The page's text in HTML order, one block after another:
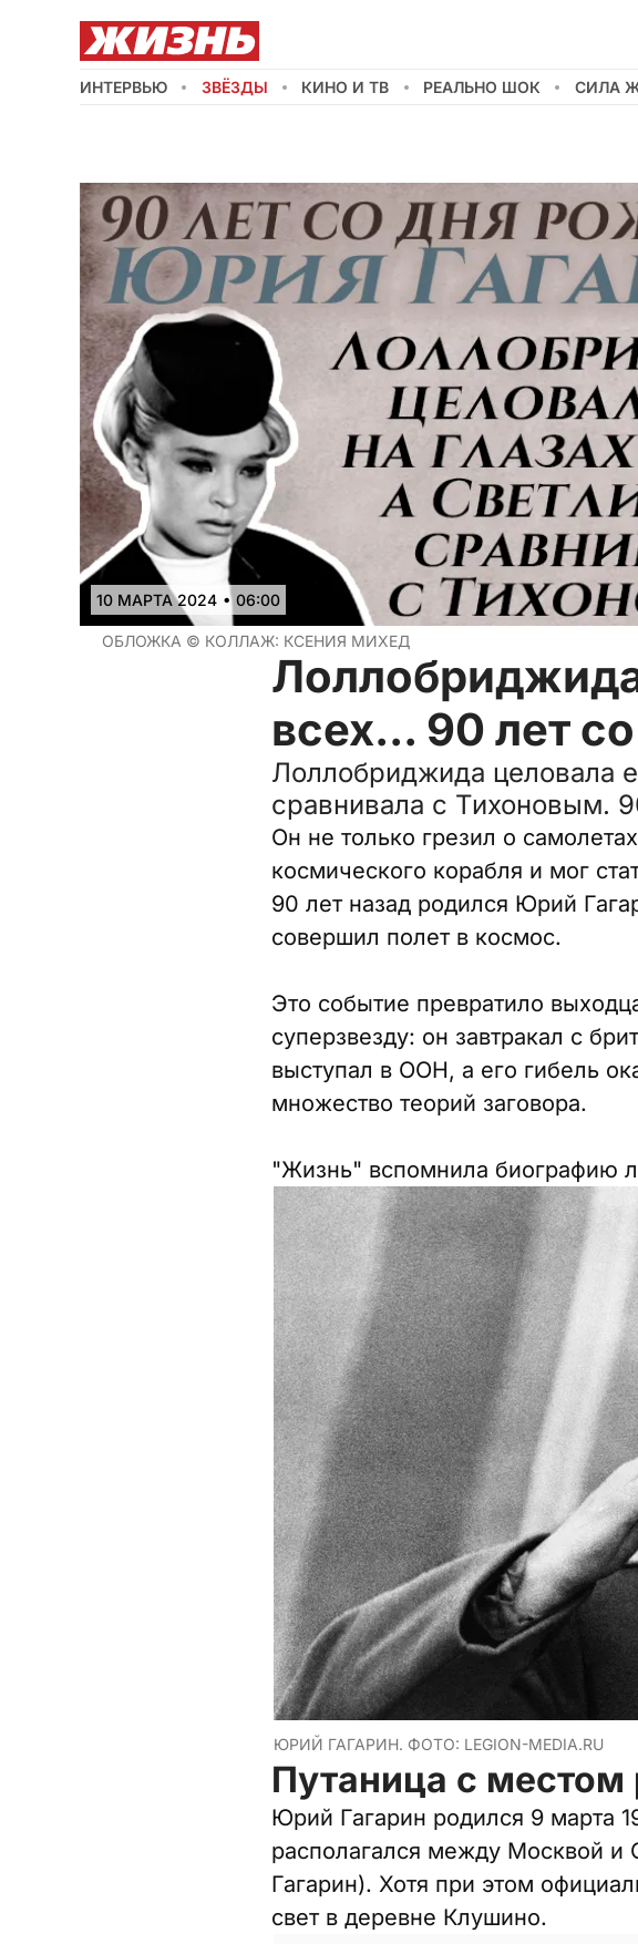
ИНТЕРВЬЮ ЗВЁЗДЫ КИНО И ТВ РЕАЛЬНО ШОК СИЛА
10 МАРТА 2024 • 06:00
ОБЛОЖКА © КОЛЛАЖ: КСЕНИЯ МИХЕД
Лоллобриджида
всех... 90 лет
Лоллобриджида целовала
сравнивала с Тихоновым.
Он не только грезил о
космического корабля и мог
90 лет назад родился Юрий
совершил полет в космос.
Это событие превратило
суперзвезду: он завтракал с
выступал в ООН, а его гибель
множество теорий заговора.
"Жизнь" вспомнила биографию
ЮРИЙ ГАГАРИН. ФОТО: LEGION-MEDIA.RU
Путаница с
Юрий Гагарин родился 9 марта
располагался между Москвой и
Гагарин). Хотя при этом
свет в деревне Клушино.